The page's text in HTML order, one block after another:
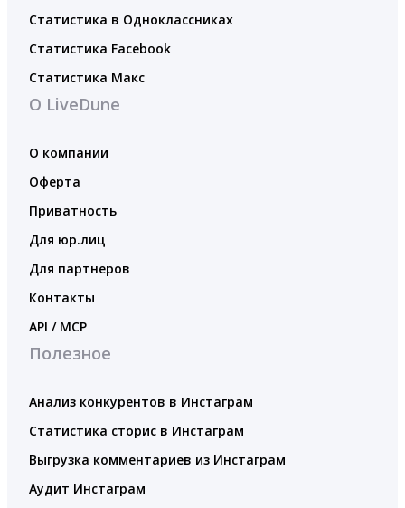
Статистика в Одноклассниках
Статистика Facebook
Статистика Макс
О LiveDune
О компании
Оферта
Приватность
Для юр.лиц
Для партнеров
Контакты
API / MCP
Полезное
Анализ конкурентов в Инстаграм
Статистика сторис в Инстаграм
Выгрузка комментариев из Инстаграм
Аудит Инстаграм